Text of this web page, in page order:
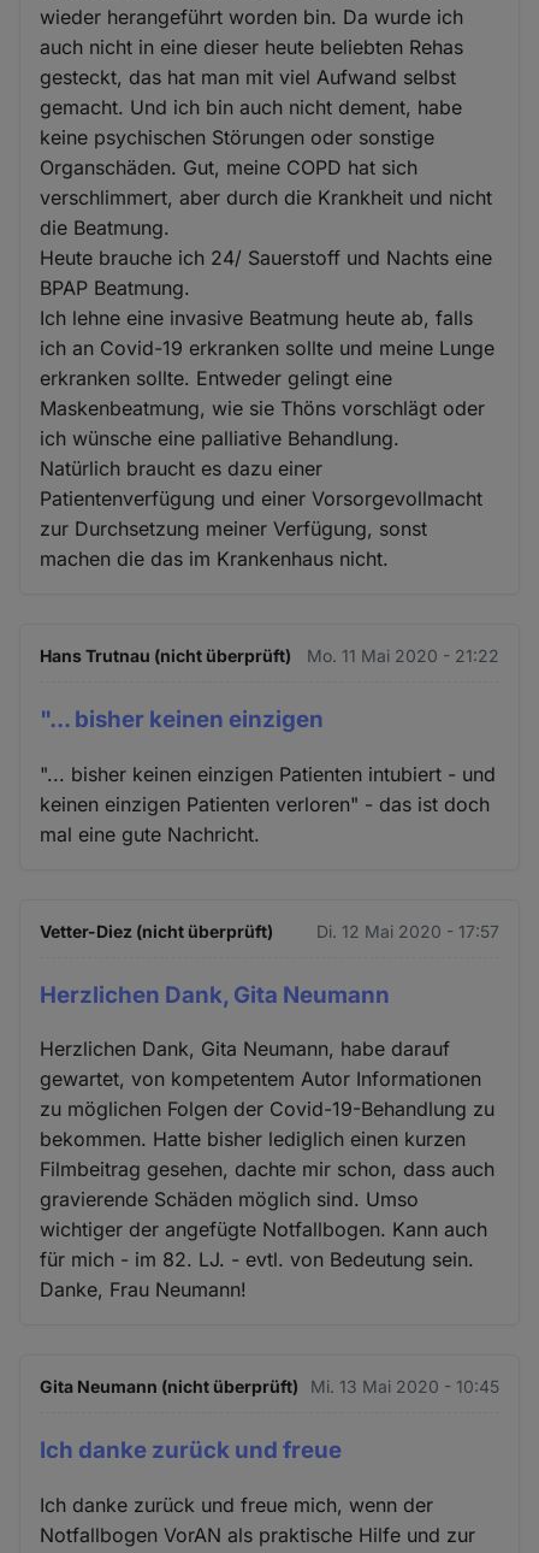
wieder herangeführt worden bin. Da wurde ich
auch nicht in eine dieser heute beliebten Rehas
gesteckt, das hat man mit viel Aufwand selbst
gemacht. Und ich bin auch nicht dement, habe
keine psychischen Störungen oder sonstige
Organschäden. Gut, meine COPD hat sich
verschlimmert, aber durch die Krankheit und nicht
die Beatmung.
Heute brauche ich 24/ Sauerstoff und Nachts eine
BPAP Beatmung.
Ich lehne eine invasive Beatmung heute ab, falls
ich an Covid-19 erkranken sollte und meine Lunge
erkranken sollte. Entweder gelingt eine
Maskenbeatmung, wie sie Thöns vorschlägt oder
ich wünsche eine palliative Behandlung.
Natürlich braucht es dazu einer
Patientenverfügung und einer Vorsorgevollmacht
zur Durchsetzung meiner Verfügung, sonst
machen die das im Krankenhaus nicht.
Hans Trutnau (nicht überprüft) Mo. 11 Mai 2020 - 21:22
"... bisher keinen einzigen
"... bisher keinen einzigen Patienten intubiert - und
keinen einzigen Patienten verloren" - das ist doch
mal eine gute Nachricht.
Vetter-Diez (nicht überprüft) Di. 12 Mai 2020 - 17:57
Herzlichen Dank, Gita Neumann
Herzlichen Dank, Gita Neumann, habe darauf
gewartet, von kompetentem Autor Informationen
zu möglichen Folgen der Covid-19-Behandlung zu
bekommen. Hatte bisher lediglich einen kurzen
Filmbeitrag gesehen, dachte mir schon, dass auch
gravierende Schäden möglich sind. Umso
wichtiger der angefügte Notfallbogen. Kann auch
für mich - im 82. LJ. - evtl. von Bedeutung sein.
Danke, Frau Neumann!
Gita Neumann (nicht überprüft) Mi. 13 Mai 2020 - 10:45
Ich danke zurück und freue
Ich danke zurück und freue mich, wenn der
Notfallbogen VorAN als praktische Hilfe und zur